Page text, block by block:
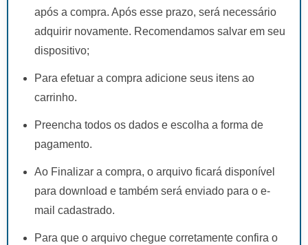
após a compra. Após esse prazo, será necessário
adquirir novamente. Recomendamos salvar em seu
dispositivo;
Para efetuar a compra adicione seus itens ao
carrinho.
Preencha todos os dados e escolha a forma de
pagamento.
Ao Finalizar a compra, o arquivo ficará disponível
para download e também será enviado para o e-
mail cadastrado.
Para que o arquivo chegue corretamente confira o